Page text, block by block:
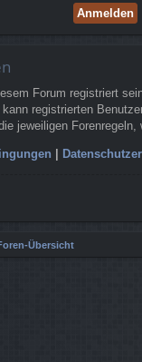
Forum registriert
registrierten
jeweiligen
|
Übersicht